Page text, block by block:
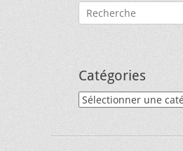
Rechercher :
Catégories
Catégories